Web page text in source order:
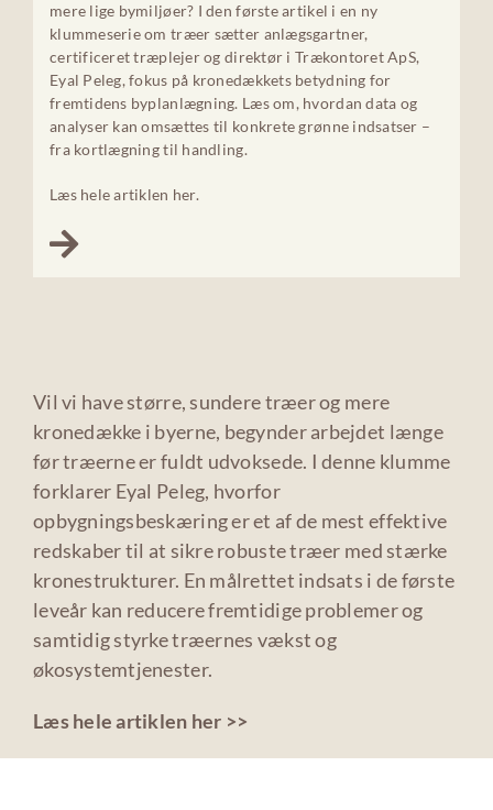
mere lige bymiljøer? I den første artikel i en ny
klummeserie om træer sætter anlægsgartner,
certificeret træplejer og direktør i Trækontoret ApS,
Eyal Peleg, fokus på kronedækkets betydning for
fremtidens byplanlægning. Læs om, hvordan data og
analyser kan omsættes til konkrete grønne indsatser –
fra kortlægning til handling.
Læs hele artiklen her.
Vil vi have større, sundere træer og mere
kronedække i byerne, begynder arbejdet længe
før træerne er fuldt udvoksede. I denne klumme
forklarer Eyal Peleg, hvorfor
opbygningsbeskæring er et af de mest effektive
redskaber til at sikre robuste træer med stærke
kronestrukturer. En målrettet indsats i de første
leveår kan reducere fremtidige problemer og
samtidig styrke træernes vækst og
økosystemtjenester.
Læs hele artiklen her >>